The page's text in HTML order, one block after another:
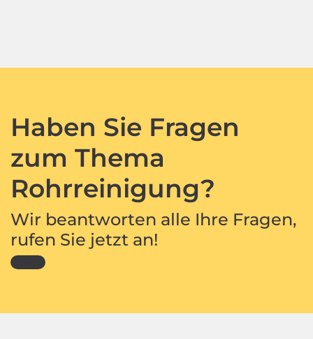
Haben Sie Fragen
zum Thema
Rohrreinigung?
Wir beantworten alle Ihre Fragen,
rufen Sie jetzt an!